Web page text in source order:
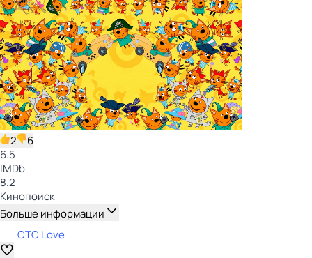
2
6
6.5
IMDb
8.2
Кинопоиск
Больше информации
СТС Love